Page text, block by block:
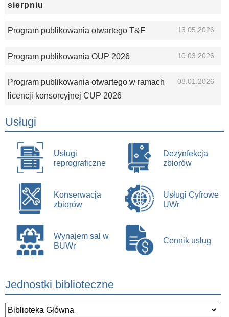
sierpniu
Program publikowania otwartego T&F 13.05.2026
Program publikowania OUP 2026 10.03.2026
Program publikowania otwartego w ramach
licencji konsorcyjnej CUP 2026
08.01.2026
Usługi
Usługi
reprograficzne
Dezynfekcja
zbiorów
Konserwacja
zbiorów
Usługi Cyfrowe
UWr
Wynajem sal w
BUWr
Cennik usług
Jednostki biblioteczne